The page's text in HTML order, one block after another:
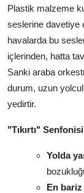
Plastik malzeme
seslerine davetiye
havalarda bu
içlerinden, hatta
Sanki araba
durum, uzun
yedirtir.
"Tıkırtı" Senfonisi
Yolda
En